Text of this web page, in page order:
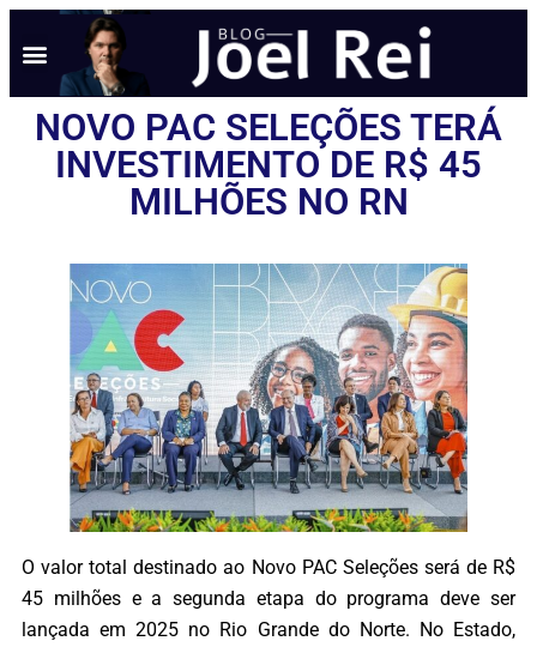
NOVO PAC SELEÇÕES TERÁ
INVESTIMENTO DE R$ 45
MILHÕES NO RN
O valor total destinado ao Novo PAC Seleções será de R$
45 milhões e a segunda etapa do programa deve ser
lançada em 2025 no Rio Grande do Norte. No Estado,